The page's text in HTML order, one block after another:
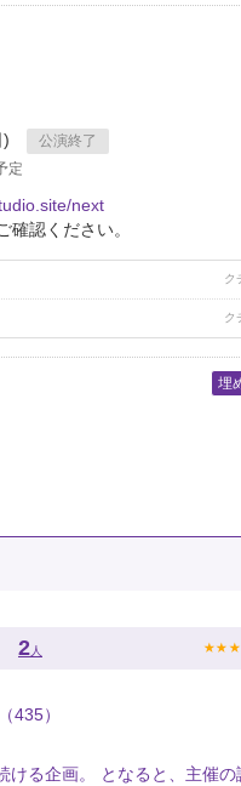
公演終了
定
next
認ください。
埋
2人 ★ ★ ★
435）
ける企画。 となると、主催の